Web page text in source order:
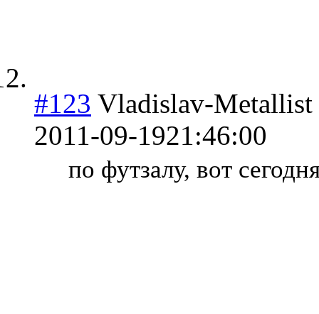
#123 Vladislav-Metallist
2011-09-1921:46:00
по футзалу, вот